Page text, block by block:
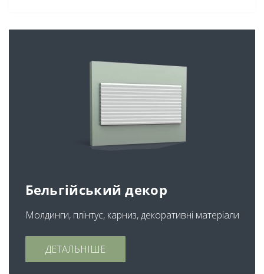
Бельгійський декор
Молдинги, плінтус, карниз, декоративні матеріали
ДЕТАЛЬНІШЕ